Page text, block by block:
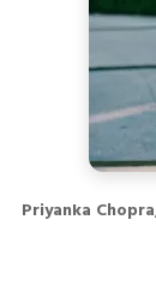
Priyanka